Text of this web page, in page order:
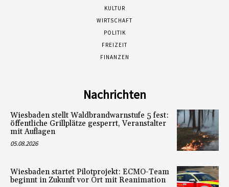
KULTUR
WIRTSCHAFT
POLITIK
FREIZEIT
FINANZEN
Nachrichten
Wiesbaden stellt Waldbrandwarnstufe 5 fest:
öffentliche Grillplätze gesperrt, Veranstalter
mit Auflagen
05.08.2026
Wiesbaden startet Pilotprojekt: ECMO-Team
beginnt in Zukunft vor Ort mit Reanimation